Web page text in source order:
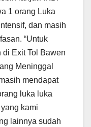
1 orang Luka
dan masih
“Untuk
di Exit Tol Bawen
Meninggal
mendapat
luka luka
kami
lainnya sudah